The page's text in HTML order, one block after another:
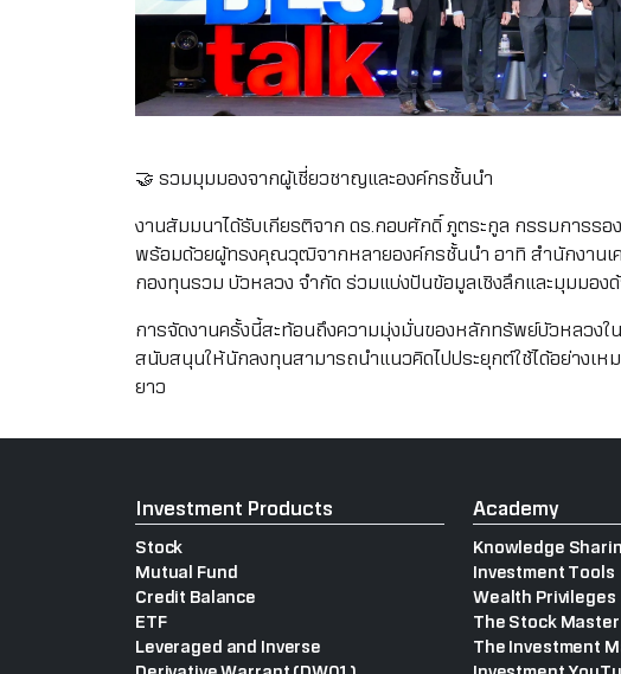
🤝 รวมมุมมองจากผู้เชี่ยวชาญและองค์กรชั้นนำ
งานสัมมนาได้รับเกียรติจาก ดร.กอบศักดิ์ ภูตระกูล กรรมการ
พร้อมด้วยผู้ทรงคุณวุฒิจากหลายองค์กรชั้นนำ อาทิ สำนักงาน
กองทุนรวม บัวหลวง จำกัด ร่วมแบ่งปันข้อมูลเชิงลึกและมุมมอง
การจัดงานครั้งนี้สะท้อนถึงความมุ่งมั่นของหลักทรัพย์บัวหลวงใ
สนับสนุนให้นักลงทุนสามารถนำแนวคิดไปประยุกต์ใช้ได้อย่างเห
ยาว
Investment Products
Stock
Mutual Fund
Credit Balance
ETF
Leveraged and Inverse
Academy
Knowledge
Investment Tools
Wealth Privileges
The Stock Master
The Investment